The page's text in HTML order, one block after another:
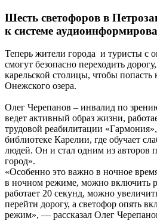
Шесть светофоров в
к системе
Теперь жители города и туристы с
смогут безопасно переходить
карельской столицы, чтобы
Онежского озера.
Олег Черепанов – инвалид по
ведет активный образ жизни,
трудовой реабилитации
библиотеке Карелии, где обучает
людей. Он и стал одним из авторов
город».
«Особенно это важно в ночное
в ночном режиме, можно включить
работает 20 секунд, можно
перейти дорогу, а светофор опять
режим», — рассказал Олег